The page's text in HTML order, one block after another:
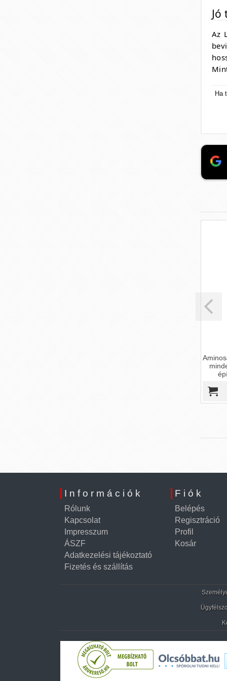
Az
Ha
Információk
Rólunk
Kapcsolat
Impresszum
ÁSZF
Adatkezelési tájékoztató
Fizetés és szállítás
Fiók
Belépés
Regisztráció
Profil
Kosár